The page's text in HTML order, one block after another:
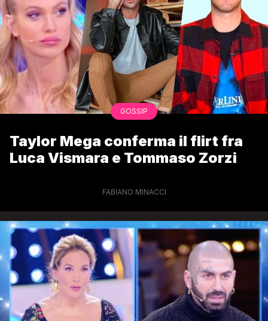
GOSSIP
Taylor Mega conferma il flirt fra
Luca Vismara e Tommaso Zorzi
FABIANO MINACCI